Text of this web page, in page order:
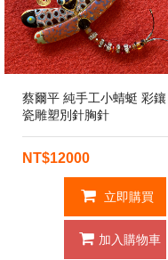
蔡爾平 純手工小蜻蜓 彩鑲
瓷雕塑別針胸針
NT$12000
立即購買
加入購物車